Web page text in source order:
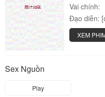
Vai chính:
Đạo diễn:
XEM
Sex Nguồn
Play